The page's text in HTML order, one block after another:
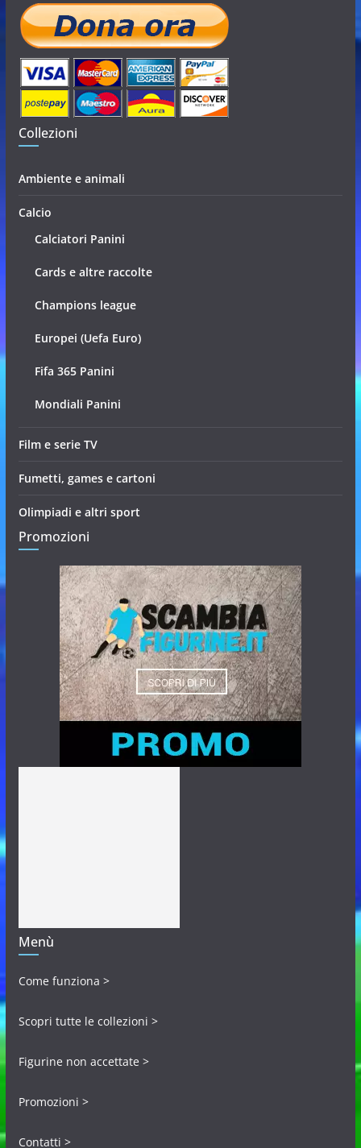
Collezioni
Ambiente e animali
Calcio
Calciatori Panini
Cards e altre raccolte
Champions league
Europei (Uefa Euro)
Fifa 365 Panini
Mondiali Panini
Film e serie TV
Fumetti, games e cartoni
Olimpiadi e altri sport
Promozioni
Menù
Come funziona >
Scopri tutte le collezioni >
Figurine non accettate >
Promozioni >
Contatti >